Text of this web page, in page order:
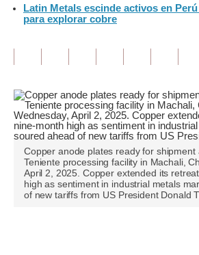
Plus G
Editorial
Pregunta de hoy
Blogs
Lujo
Viajes
Latin Metals escinde activos en
para explorar cobre
Copper anode plates ready for shipment
Teniente processing facility in Machali,
April 2, 2025. Copper extended its
high as sentiment in industrial metals
of new tariffs from US President Donald